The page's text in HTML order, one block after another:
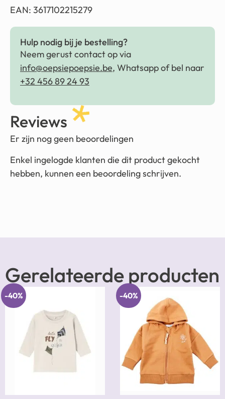
EAN: 3617102215279
Hulp nodig bij je bestelling?
Neem gerust contact op via
info@oepsiepoepsie.be, Whatsapp of bel naar
+32 456 89 24 93
Reviews
Er zijn nog geen beoordelingen
Enkel ingelogde klanten die dit product gekocht
hebben, kunnen een beoordeling schrijven.
Gerelateerde producten
-40% -40%